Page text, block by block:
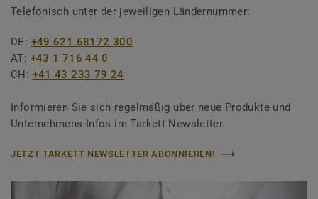
Telefonisch unter der jeweiligen Ländernummer:
DE: +49 621 68172 300
AT: +43 1 716 44 0
CH: +41 43 233 79 24
Informieren Sie sich regelmäßig über neue Produkte und
Unternehmens-Infos im Tarkett Newsletter.
JETZT TARKETT NEWSLETTER ABONNIEREN!